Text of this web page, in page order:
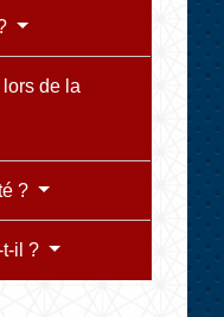
de la
?
il ?